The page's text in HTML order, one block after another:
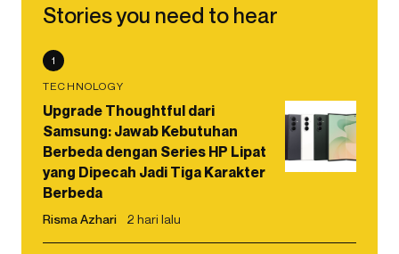
Stories you need to hear
1
TECHNOLOGY
Upgrade Thoughtful dari
Samsung: Jawab Kebutuhan
Berbeda dengan Series HP Lipat
yang Dipecah Jadi Tiga Karakter
Berbeda
Risma Azhari 2 hari lalu